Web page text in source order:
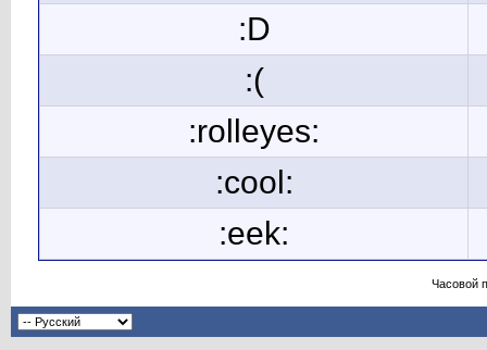
:D
:(
:rolleyes:
:cool:
:eek:
Часовой